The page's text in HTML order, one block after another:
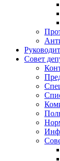
Совет